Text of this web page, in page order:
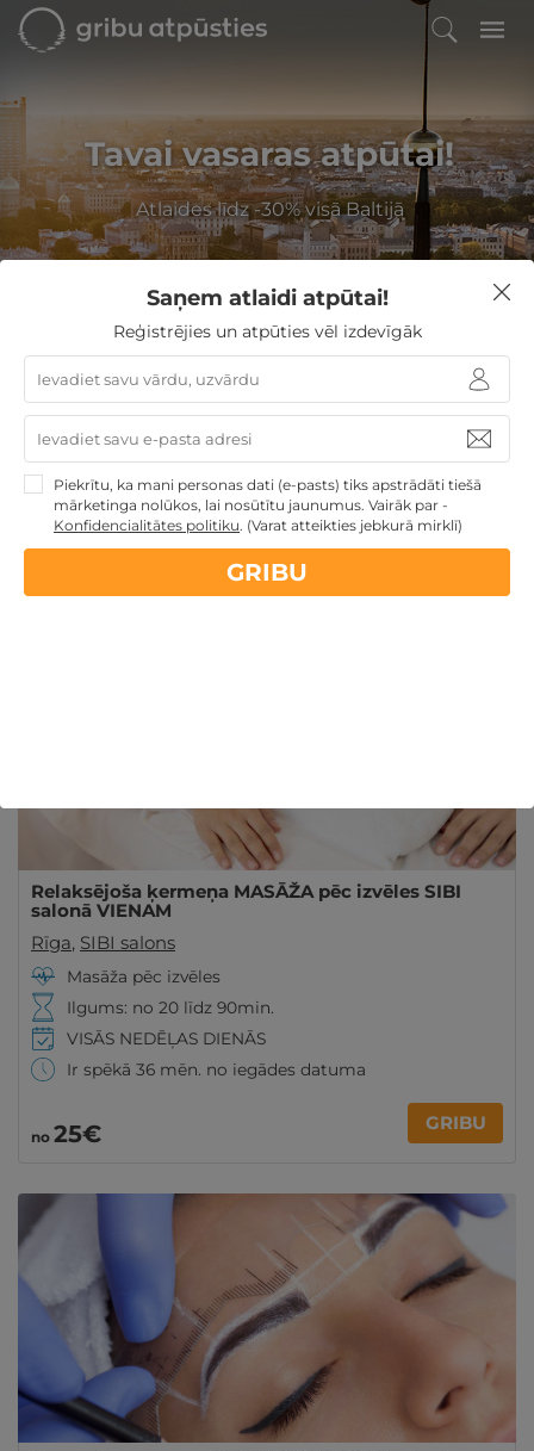
Tavai vasaras atpūtai!
Atlaides līdz -30% visā Baltijā
Filtrēt
GribuAtpusties » Latvija » Viesnīcas Rīgā » SIBI salons
SIBI salons
Rīga
Mazināt dienas spriedzi un atjaunot spēkus pašā
Rīgas centrā palīdzēs atslābinošas ķermeņa
masāžas ar salonā "SIBI".
Relaksējoša ķermeņa MASĀŽA pēc izvēles SIBI
salonā VIENAM
Rīga, SIBI salons
Masāža pēc izvēles
Ilgums: no 20 līdz 90min.
VISĀS NEDĒĻAS DIENĀS
Ir spēkā 36 mēn. no iegādes datuma
no 25€ GRIBU
Saņem atlaidi atpūtai!
Reģistrējies un atpūties vēl izdevīgāk
Piekrītu, ka mani personas dati (e-pasts) tiks apstrādāti tiešā
mārketinga nolūkos, lai nosūtītu jaunumus. Vairāk par -
Konfidencialitātes politiku. (Varat atteikties jebkurā mirklī)
GRIBU